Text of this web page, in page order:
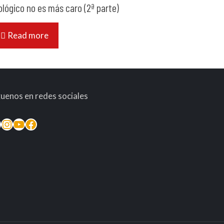
no es más caro (2ª parte)
Read more
en redes sociales
Instagram
YouTube
Facebook